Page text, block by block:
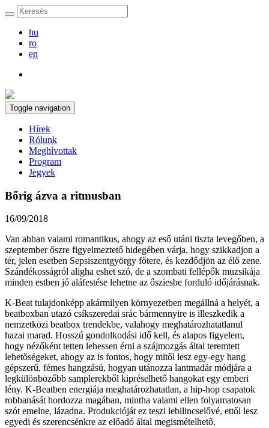
hu
ro
en
Toggle navigation
Hírek
Rólunk
Meghívottak
Program
Jegyek
Bőrig ázva a ritmusban
16/09/2018
Van abban valami romantikus, ahogy az eső utáni tiszta levegőben, a
szeptember őszre figyelmeztető hidegében várja, hogy szikkadjon a
tér, jelen esetben Sepsiszentgyörgy főtere, és kezdődjön az élő zene.
Szándékosságról aligha eshet szó, de a szombati fellépők muzsikája
minden estben jó aláfestése lehetne az ősziesbe forduló időjárásnak.
K-Beat tulajdonképp akármilyen környezetben megállná a helyét, a
beatboxban utazó csíkszeredai srác bármennyire is illeszkedik a
nemzetközi beatbox trendekbe, valahogy meghatározhatatlanul
hazai marad. Hosszú gondolkodási idő kell, és alapos figyelem,
hogy nézőként tetten lehessen érni a szájmozgás által teremtett
lehetőségeket, ahogy az is fontos, hogy mitől lesz egy-egy hang
gépszerű, fémes hangzású, hogyan utánozza lantmadár módjára a
legkülönbözőbb samplerekből kipréselhető hangokat egy emberi
lény. K-Beatben energiája meghatározhatatlan, a hip-hop csapatok
robbanását hordozza magában, mintha valami ellen folyamatosan
szót emelne, lázadna. Produkcióját ez teszi lebilincselővé, ettől lesz
egyedi és szerencsénkre az előadó által megismételhető.